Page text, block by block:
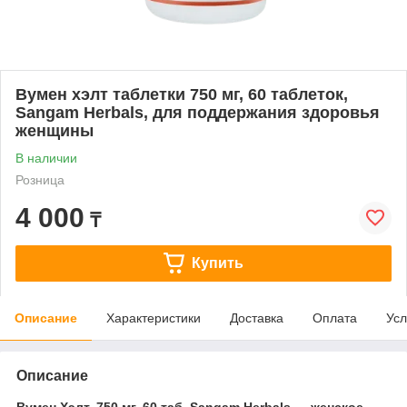
Вумен хэлт таблетки 750 мг, 60 таблеток,
Sangam Herbals, для поддержания здоровья
женщины
В наличии
Розница
4 000 ₸
Купить
Описание Характеристики Доставка Оплата
Описание